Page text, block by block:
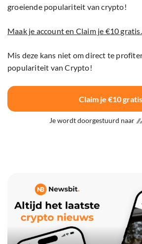
groeiende populariteit van crypto!
Maak je account en Claim je €10 gratis.
Mis deze kans niet om direct te
populariteit van Crypto!
Claim je €10 gratis
Je wordt doorgestuurd naar